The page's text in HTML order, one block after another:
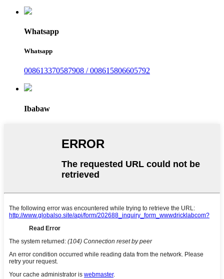
Whatsapp
Whatsapp
008613370587908 / 008615806605792
Ibabaw